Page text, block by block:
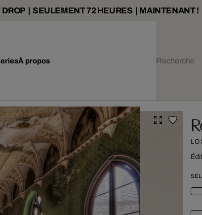
DROP | SEULEMENT 72 HEURES | MAINTENANT !
À propos